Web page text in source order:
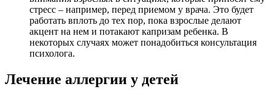
стресс – например, перед приемом у врача. Это будет
работать вплоть до тех пор, пока взрослые делают
акцент на нем и потакают капризам ребенка. В
некоторых случаях может понадобиться консультация
психолога.
Лечение аллергии у детей